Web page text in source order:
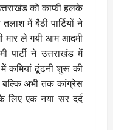
को काफी हलके
में बैठी पार्टियों ने
मार ले गयी आम आदमी
ने उत्तराखंड में
कमियां ढूंढनी शुरू की
बल्कि अभी तक कांग्रेस
के लिए एक नया सर दर्द